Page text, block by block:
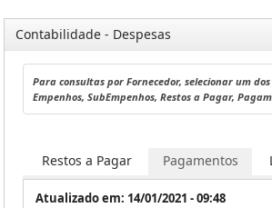
Contabilidade - Despesas
Para consultas por Fornecedor, selecionar um
Empenhos, SubEmpenhos, Restos a Pagar,
Restos a Pagar Pagamentos
Atualizado em: 14/01/2021 - 09:48